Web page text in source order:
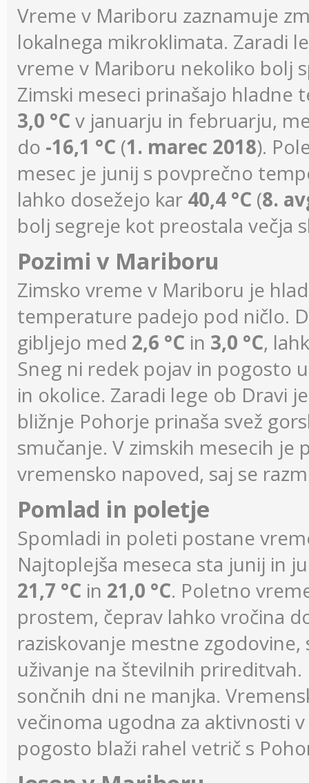
Vreme v Mariboru zaznamuje
lokalnega mikroklimata. Zaradi
vreme v Mariboru nekoliko bolj
Zimski meseci prinašajo
3,0 °C v januarju in februarju,
do -16,1 °C (1. marec 2018).
mesec je junij s povprečno
lahko dosežejo kar 40,4 °C (8.
bolj segreje kot preostala večja
Pozimi v Mariboru
Zimsko vreme v Mariboru je
temperature padejo pod ničlo.
gibljejo med 2,6 °C in 3,0 °C,
Sneg ni redek pojav in pogosto
in okolice. Zaradi lege ob Dravi
bližnje Pohorje prinaša svež
smučanje. V zimskih mesecih
vremensko napoved, saj se
Pomlad in poletje
Spomladi in poleti postane
Najtoplejša meseca sta junij in
21,7 °C in 21,0 °C. Poletno
prostem, čeprav lahko vročina
raziskovanje mestne
uživanje na številnih
sončnih dni ne manjka.
večinoma ugodna za aktivnosti
pogosto blaži rahel vetrič s